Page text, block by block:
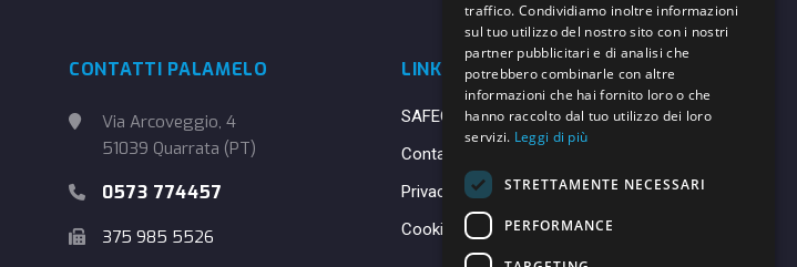
CONTATTI PALAMELO
Via Arcoveggio, 4
51039 Quarrata (PT)
0573 774457
375 985 5526
LINK UTILI
SAFEGUARDING
Contatti
Privacy Policy
Cookie Policy
traffico. Condividiamo inoltre informazioni
sul tuo utilizzo del nostro sito con i nostri
partner pubblicitari e di analisi che
potrebbero combinarle con altre
informazioni che hai fornito loro o che
hanno raccolto dal tuo utilizzo dei loro
servizi. Leggi di più
STRETTAMENTE NECESSARI
PERFORMANCE